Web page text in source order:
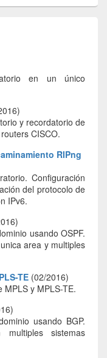
en un único
y recordatorio de
CISCO.
RIPng
Configuración
del protocolo de
IPv6.
usando OSPF.
area y multiples
TE (02/2016)
y MPLS-TE.
usando BGP.
sistemas